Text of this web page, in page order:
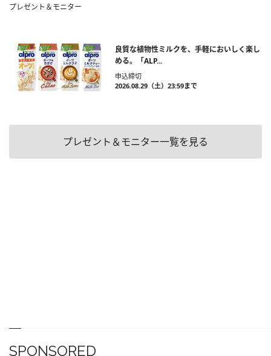
プレゼント＆モニター
良質な植物性ミルクを、手軽においしく楽し
める。「ALP...
申込締切
2026.08.29（土）23:59まで
プレゼント＆モニター一覧を見る
SPONSORED